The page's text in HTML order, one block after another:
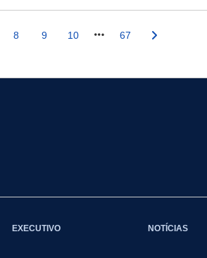
8 9 10 67
EXECUTIVO NOTÍCIAS